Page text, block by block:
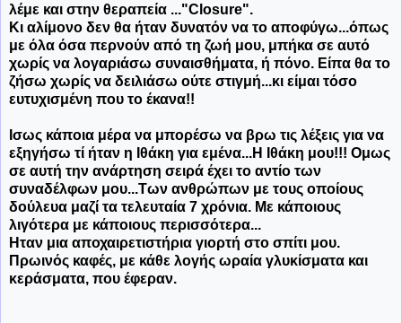
λέμε και στην θεραπεία ..."Closure".
Κι αλίμονο δεν θα ήταν δυνατόν να το αποφύγω...όπως
με όλα όσα περνούν από τη ζωή μου, μπήκα σε αυτό
χωρίς να λογαριάσω συναισθήματα, ή πόνο. Είπα θα το
ζήσω χωρίς να δειλιάσω ούτε στιγμή...κι είμαι τόσο
ευτυχισμένη που το έκανα!!
Ισως κάποια μέρα να μπορέσω να βρω τις λέξεις για να
εξηγήσω τί ήταν η Ιθάκη για εμένα...Η Ιθάκη μου!!! Ομως
σε αυτή την ανάρτηση σειρά έχει το αντίο των
συναδέλφων μου...Των ανθρώπων με τους οποίους
δούλευα μαζί τα τελευταία 7 χρόνια. Με κάποιους
λιγότερα με κάποιους περισσότερα...
Ηταν μια αποχαιρετιστήρια γιορτή στο σπίτι μου.
Πρωινός καφές, με κάθε λογής ωραία γλυκίσματα και
κεράσματα, που έφεραν.